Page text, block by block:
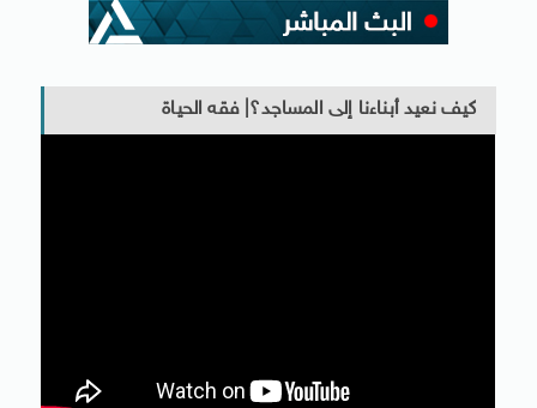
كيف نعيد أبناءنا إلى المساجد؟| فقه الحياة